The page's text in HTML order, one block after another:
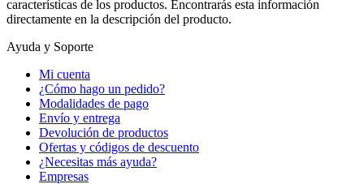
características de los productos. Encontrarás esta información
directamente en la descripción del producto.
Ayuda y Soporte
Mi cuenta
¿Cómo hago un pedido?
Modalidades de pago
Envío y entrega
Devolución de productos
Ofertas y códigos de descuento
¿Necesitas más ayuda?
Empresas